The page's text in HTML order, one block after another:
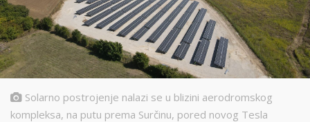
Solarno postrojenje nalazi se u blizini aerodromskog
kompleksa, na putu prema Surčinu, pored novog Tesla